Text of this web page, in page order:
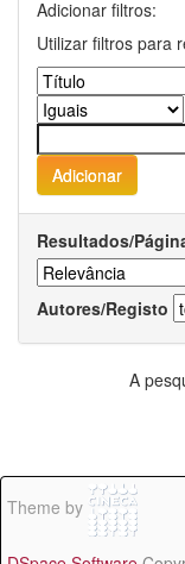
Adicionar filtros:
Utilizar filtros para
Resultados/
Autores/Registo
A
Theme by